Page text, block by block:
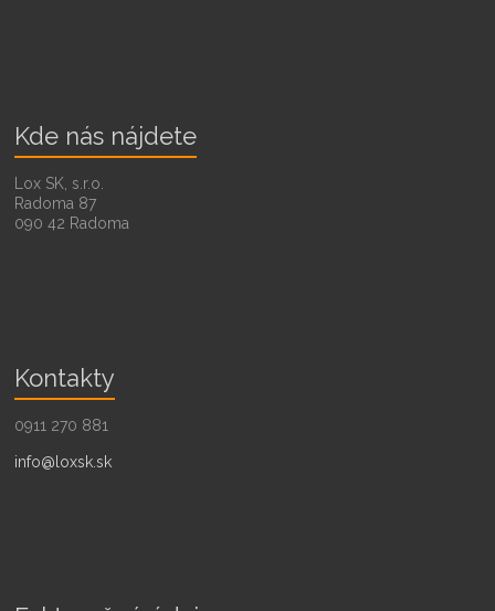
Kde nás nájdete
Lox SK, s.r.o.
Radoma 87
090 42 Radoma
Kontakty
0911 270 881
info@loxsk.sk